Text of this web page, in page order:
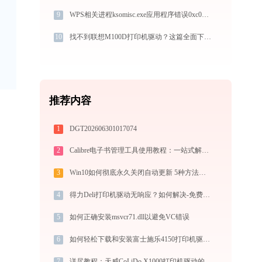
9 WPS相关进程ksomisc.exe应用程序错误0xc0000005解决方法
10 找不到联想M100D打印机驱动？这篇全面下载安装指南帮到你
推荐内容
1 DGT202606301017074
2 Calibre电子书管理工具使用教程：一站式解决电子书格式转换、元数据管理与设备同步
3 Win10如何彻底永久关闭自动更新 5种方法教你永久关闭win10自动更新
4 得力Deli打印机驱动无响应？如何解决-免费高效
5 如何正确安装msvcr71.dll以避免VC错误
6 如何轻松下载和安装富士施乐4150打印机驱动？跟着这篇指南走